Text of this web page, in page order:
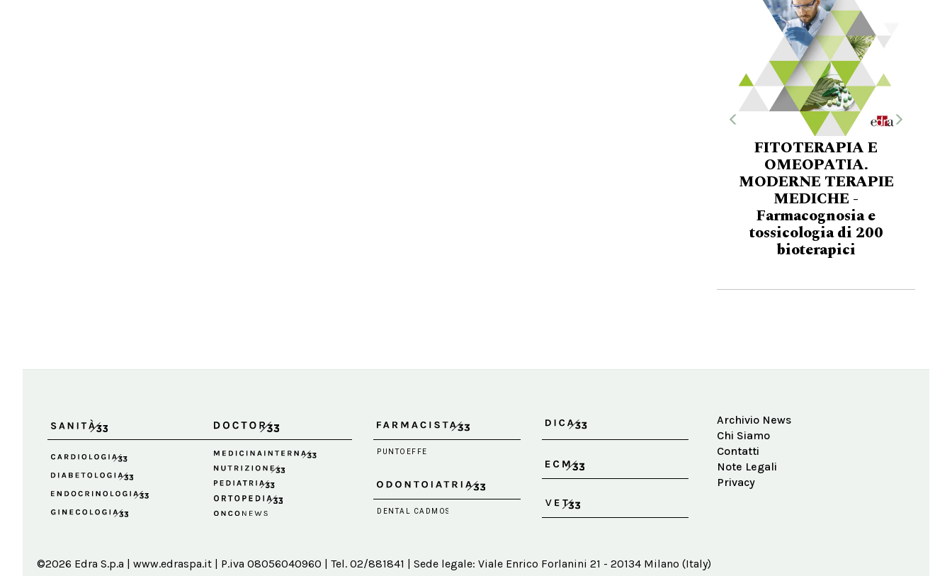
FITOTERAPIA E
OMEOPATIA.
MODERNE TERAPIE
MEDICHE -
Farmacognosia e
tossicologia di 200
bioterapici
Archivio News
Chi Siamo
Contatti
Note Legali
Privacy
©2026 Edra S.p.a | www.edraspa.it | P.iva 08056040960 | Tel. 02/881841 | Sede legale: Viale Enrico Forlanini 21 - 20134 Milano (Italy)